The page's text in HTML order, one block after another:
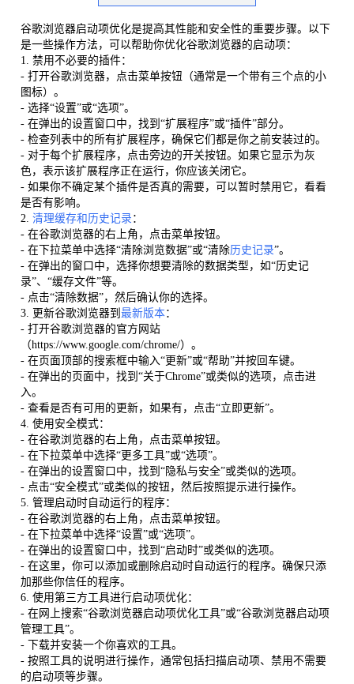
谷歌浏览器启动项优化是提高其性能和安全性的重要步骤。以下
是一些操作方法，可以帮助你优化谷歌浏览器的启动项：
1. 禁用不必要的插件：
- 打开谷歌浏览器，点击菜单按钮（通常是一个带有三个点的小
图标）。
- 选择“设置”或“选项”。
- 在弹出的设置窗口中，找到“扩展程序”或“插件”部分。
- 检查列表中的所有扩展程序，确保它们都是你之前安装过的。
- 对于每个扩展程序，点击旁边的开关按钮。如果它显示为灰
色，表示该扩展程序正在运行，你应该关闭它。
- 如果你不确定某个插件是否真的需要，可以暂时禁用它，看看
是否有影响。
2. 清理缓存和历史记录 ：
- 在谷歌浏览器的右上角，点击菜单按钮。
- 在下拉菜单中选择“清除浏览数据”或“清除历史记录”。
- 在弹出的窗口中，选择你想要清除的数据类型，如“历史记
录”、“缓存文件”等。
- 点击“清除数据”，然后确认你的选择。
3. 更新谷歌浏览器到 最新版本：
- 打开谷歌浏览器的官方网站
（https://www.google.com/chrome/）。
- 在页面顶部的搜索框中输入“更新”或“帮助”并按回车键。
- 在弹出的页面中，找到“关于Chrome”或类似的选项，点击进
入。
- 查看是否有可用的更新，如果有，点击“立即更新”。
4. 使用安全模式：
- 在谷歌浏览器的右上角，点击菜单按钮。
- 在下拉菜单中选择“更多工具”或“选项”。
- 在弹出的设置窗口中，找到“隐私与安全”或类似的选项。
- 点击“安全模式”或类似的按钮，然后按照提示进行操作。
5. 管理启动时自动运行的程序：
- 在谷歌浏览器的右上角，点击菜单按钮。
- 在下拉菜单中选择“设置”或“选项”。
- 在弹出的设置窗口中，找到“启动时”或类似的选项。
- 在这里，你可以添加或删除启动时自动运行的程序。确保只添
加那些你信任的程序。
6. 使用第三方工具进行启动项优化：
- 在网上搜索“谷歌浏览器启动项优化工具”或“谷歌浏览器启动项
管理工具”。
- 下载并安装一个你喜欢的工具。
- 按照工具的说明进行操作，通常包括扫描启动项、禁用不需要
的启动项等步骤。